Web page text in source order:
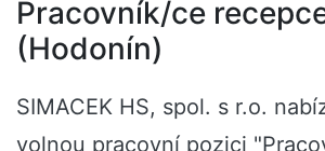
Pracovník/ce
(Hodonín)
SIMACEK HS, spol. s r.o.
volnou pracovní pozici